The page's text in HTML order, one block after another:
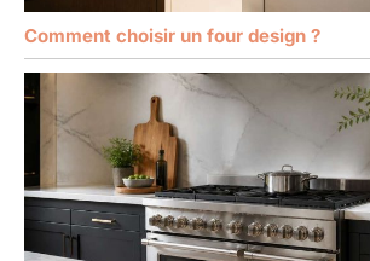
Comment choisir un four design ?